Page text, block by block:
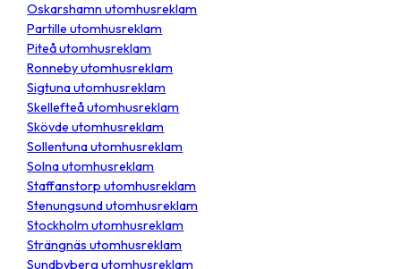
Oskarshamn utomhusreklam
Partille utomhusreklam
Piteå utomhusreklam
Ronneby utomhusreklam
Sigtuna utomhusreklam
Skellefteå utomhusreklam
Skövde utomhusreklam
Sollentuna utomhusreklam
Solna utomhusreklam
Staffanstorp utomhusreklam
Stenungsund utomhusreklam
Stockholm utomhusreklam
Strängnäs utomhusreklam
Sundbyberg utomhusreklam